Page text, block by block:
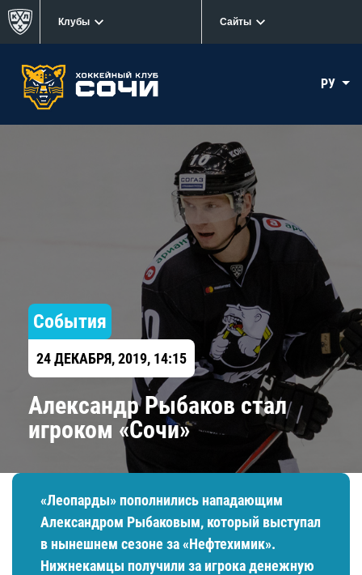
Клубы Сайты
РУ
События
24 ДЕКАБРЯ, 2019, 14:15
Александр Рыбаков стал
игроком «Сочи»
«Леопарды» пополнились нападающим
Александром Рыбаковым, который выступал
в нынешнем сезоне за «Нефтехимик».
Нижнекамцы получили за игрока денежную